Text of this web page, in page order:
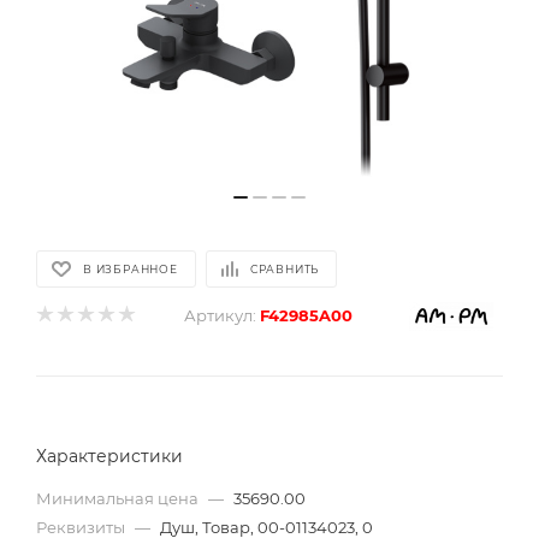
В ИЗБРАННОЕ СРАВНИТЬ
Артикул: F42985A00
Характеристики
Минимальная цена — 35690.00
Реквизиты — Душ, Товар, 00-01134023, 0